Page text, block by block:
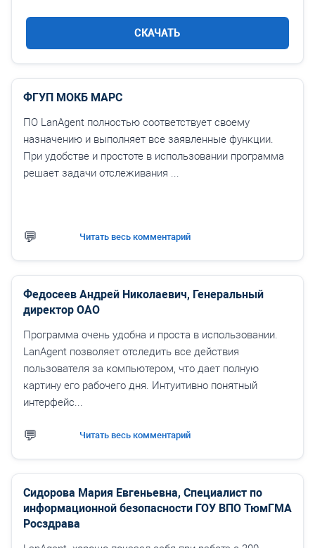
СКАЧАТЬ
ФГУП МОКБ МАРС
ПО LanAgent полностью соответствует своему
назначению и выполняет все заявленные функции.
При удобстве и простоте в использовании программа
решает задачи отслеживания ...
Читать весь комментарий
Федосеев Андрей Николаевич, Генеральный
директор ОАО
Программа очень удобна и проста в использовании.
LanAgent позволяет отследить все действия
пользователя за компьютером, что дает полную
картину его рабочего дня. Интуитивно понятный
интерфейс...
Читать весь комментарий
Сидорова Мария Евгеньевна, Специалист по
информационной безопасности ГОУ ВПО ТюмГМА
Росздрава